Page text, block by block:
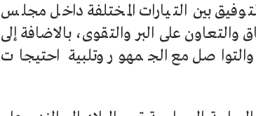
بين التيارات المختلفة داخل مجلس
والتعاون على البر والتقوى، بالاضافة إلى
والتواصل مع الجمهور وتلبية احتيجات